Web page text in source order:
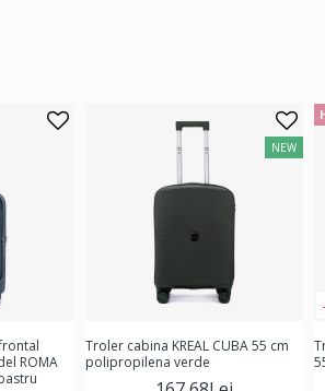
ROMA
NEW
Troler cabina KREAL CUBA 55 cm
polipropilena verde